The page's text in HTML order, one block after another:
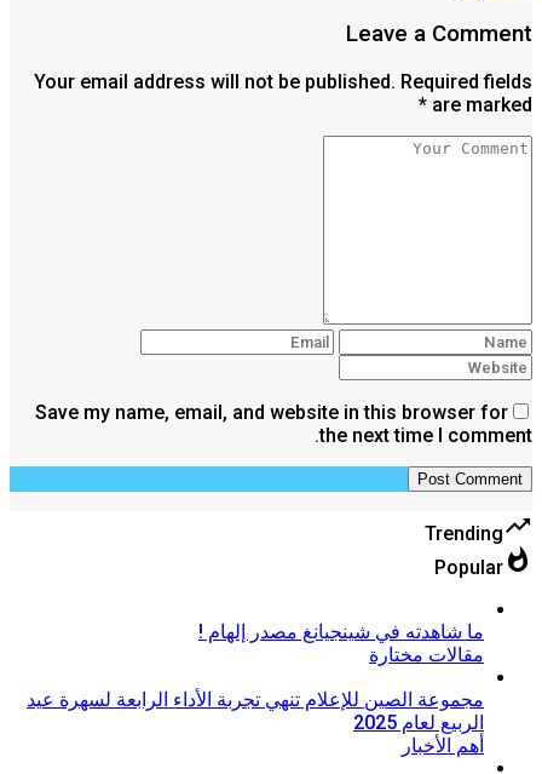
Leave a Comment
Your email address will not be published. Required fields
are marked *
Save my name, email, and website in this browser for
the next time I comment.
trending_up
Trending
whatshot
Popular
ما شاهدته في شينجيانغ مصدر إلهام !
مقالات مختارة
مجموعة الصين للإعلام تنهي تجربة الأداء الرابعة لسهرة عيد
الربيع لعام 2025
أهم الأخبار